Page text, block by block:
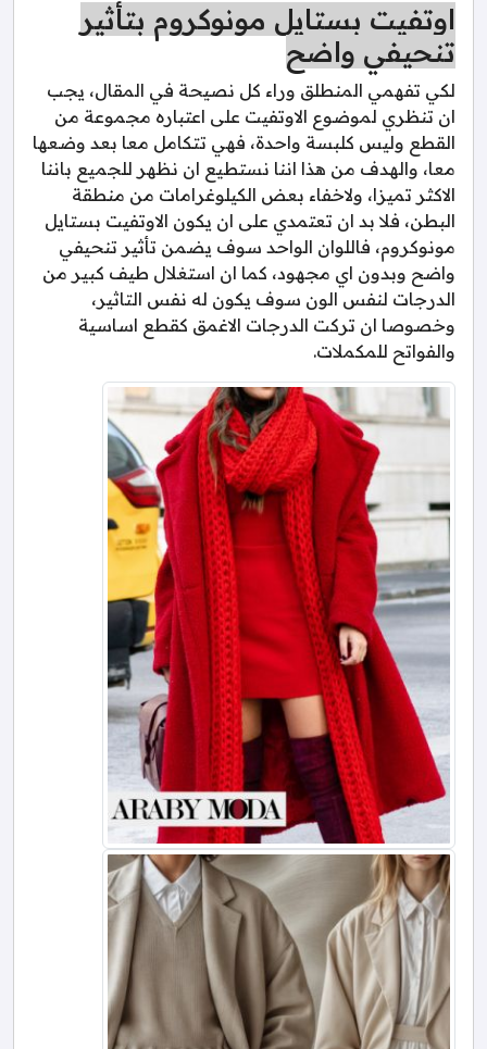
اوتفيت بستايل مونوكروم بتأثير
تنحيفي واضح
لكي تفهمي المنطلق وراء كل نصيحة في المقال، يجب
ان تنظري لموضوع الاوتفيت على اعتباره مجموعة من
القطع وليس كلبسة واحدة، فهي تتكامل معا بعد وضعها
معا، والهدف من هذا اننا نستطيع ان نظهر للجميع باننا
الاكثر تميزا، ولاخفاء بعض الكيلوغرامات من منطقة
البطن، فلا بد ان تعتمدي على ان يكون الاوتفيت بستايل
مونوكروم، فاللوان الواحد سوف يضمن تأثير تنحيفي
واضح وبدون اي مجهود، كما ان استغلال طيف كبير من
الدرجات لنفس الون سوف يكون له نفس التاثير،
وخصوصا ان تركت الدرجات الاغمق كقطع اساسية
والفواتح للمكملات.